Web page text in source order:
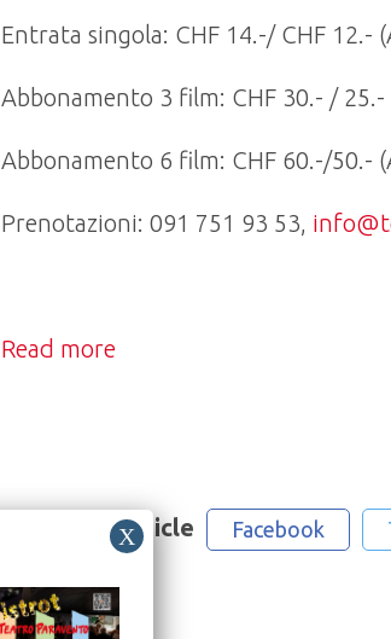
Entrata singola: CHF 14.-/ CHF 12.-
Abbonamento 3 film: CHF 30.- / 25.-
Abbonamento 6 film: CHF 60.-/50.-
Prenotazioni: 091 751 93 53,
Read more
Share this article Facebook